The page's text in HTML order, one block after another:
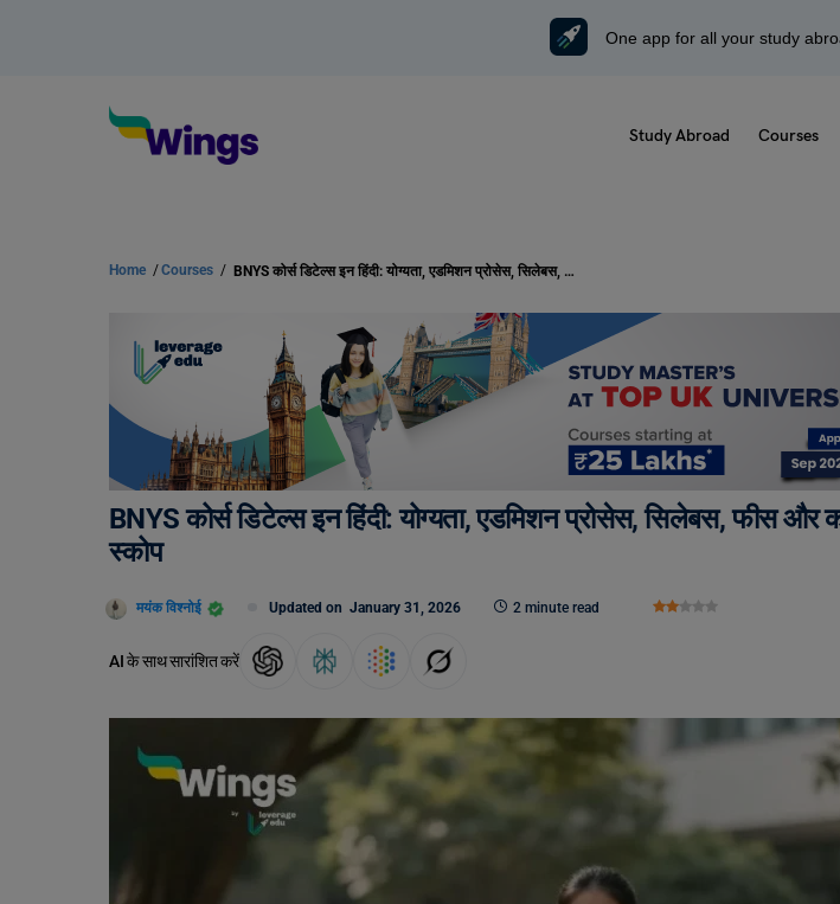
One app for all your study
Study Abroad Courses
Home /Courses / BNYS कोर्स डिटेल्स इन हिंदी: योग्यता, एडमिशन प्रोसेस, सिलेबस, फीस और करियर स्कोप
BNYS कोर्स डिटेल्स इन हिंदी: योग्यता, एडमिशन प्रोसेस, सिलेबस, फीस और
स्कोप
मयंक विश्नोई Updated on January 31, 2026 2 minute read
AI के साथ सारांशित करें